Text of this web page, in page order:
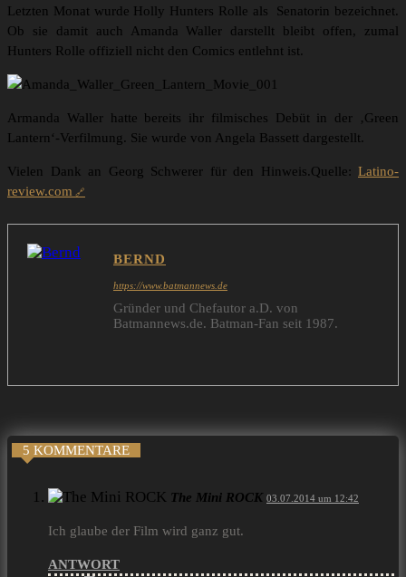
Letzten Monat wurde Holly Hunters Rolle als Senatorin bezeichnet.
Ob sie damit auch Amanda Waller darstellt bleibt offen, zumal
Hunters Rolle offiziell nicht den Comics entlehnt ist.
Armanda Waller hatte bereits ihr filmisches Debüt in der ‚Green
Lantern‘-Verfilmung. Sie wurde von Angela Bassett dargestellt.
Vielen Dank an Georg Schwerer für den Hinweis.Quelle: Latino-
review.com
BERND
https://www.batmannews.de
Gründer und Chefautor a.D. von
Batmannews.de. Batman-Fan seit 1987.
5 KOMMENTARE
The Mini ROCK 03.07.2014 um 12:42
Ich glaube der Film wird ganz gut.
ANTWORT